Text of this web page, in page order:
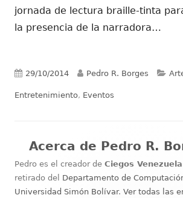
jornada de lectura braille-tinta
la presencia de la narradora…
Publicado
el
29/10/2014 Autor
Pedro R. Borges
Entretenimiento, Eventos
Acerca de Pedro R.
Pedro es el creador de Ciegos Venezuela
retirado del Departamento de
Universidad Simón Bolívar. Ver todas las